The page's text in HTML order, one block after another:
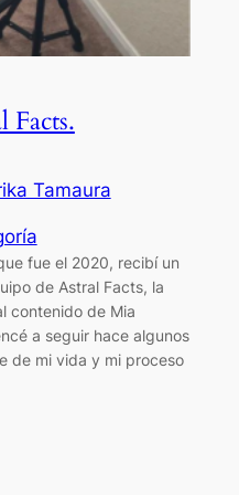
Facts.
Tamaura
fue el 2020, recibí un
de Astral Facts, la
contenido de Mia
a seguir hace algunos
de mi vida y mi proceso